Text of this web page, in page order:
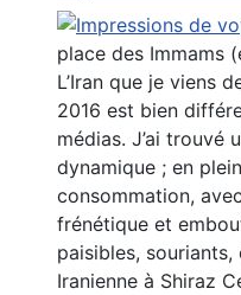
place des Immams
L’Iran que je viens
2016 est bien
médias. J’ai trouvé
dynamique ; en
consommation,
frénétique et
paisibles,
Iranienne à Shiraz